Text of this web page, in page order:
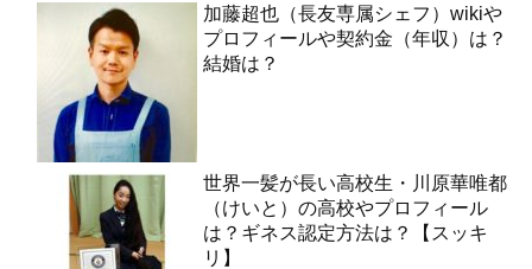
加藤超也（長友専属シェフ）wikiや
プロフィールや契約金（年収）は？
結婚は？
世界一髪が長い高校生・川原華唯都
（けいと）の高校やプロフィール
は？ギネス認定方法は？【スッキ
リ】